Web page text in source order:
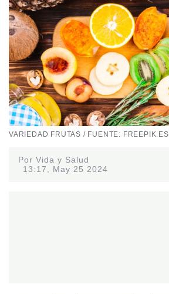
VARIEDAD FRUTAS / FUENTE: FREEPIK.ES
Por Vida y Salud
13:17, May 25 2024